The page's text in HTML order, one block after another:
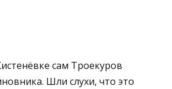
сам Троекуров
Шли слухи, что это